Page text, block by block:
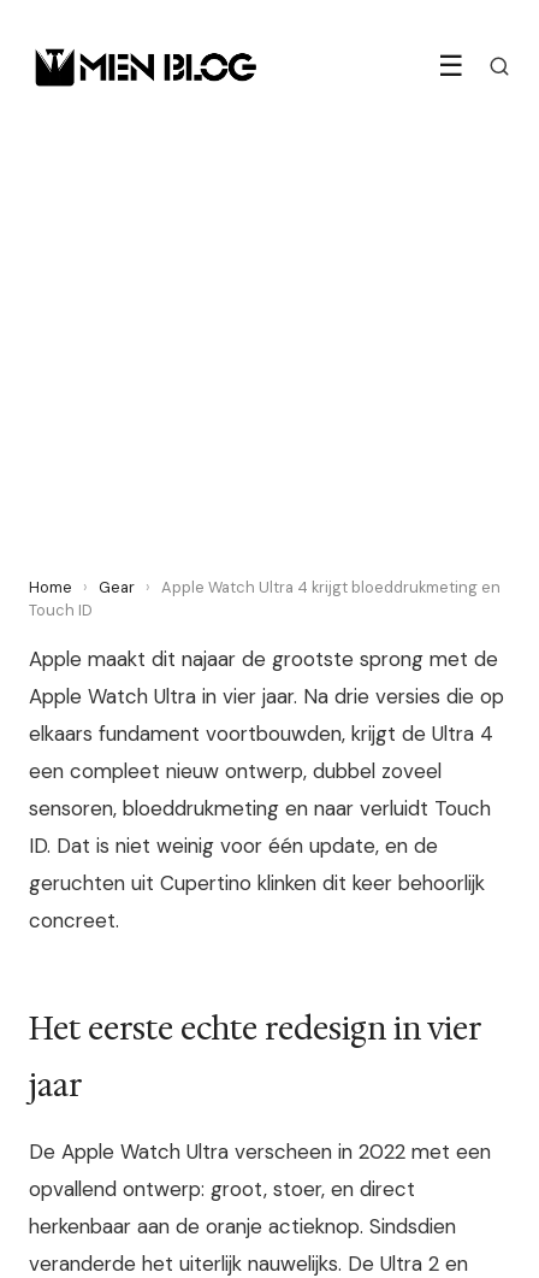
☰
Home › Gear › Apple Watch Ultra 4 krijgt bloeddrukme­ting en
Touch ID
Apple maakt dit najaar de grootste sprong met de
Apple Watch Ultra in vier jaar. Na drie versies die op
elkaars fundament voortbouwden, krijgt de Ultra 4
een compleet nieuw ontwerp, dubbel zoveel
sensoren, bloeddrukme­ting en naar verluidt Touch
ID. Dat is niet weinig voor één update, en de
geruchten uit Cupertino klinken dit keer behoorlijk
concreet.
Het eerste echte redesign in vier
jaar
De Apple Watch Ultra verscheen in 2022 met een
opvallend ontwerp: groot, stoer, en direct
herkenbaar aan de oranje actieknop. Sindsdien
veranderde het uiterlijk nauwelijks. De Ultra 2 en